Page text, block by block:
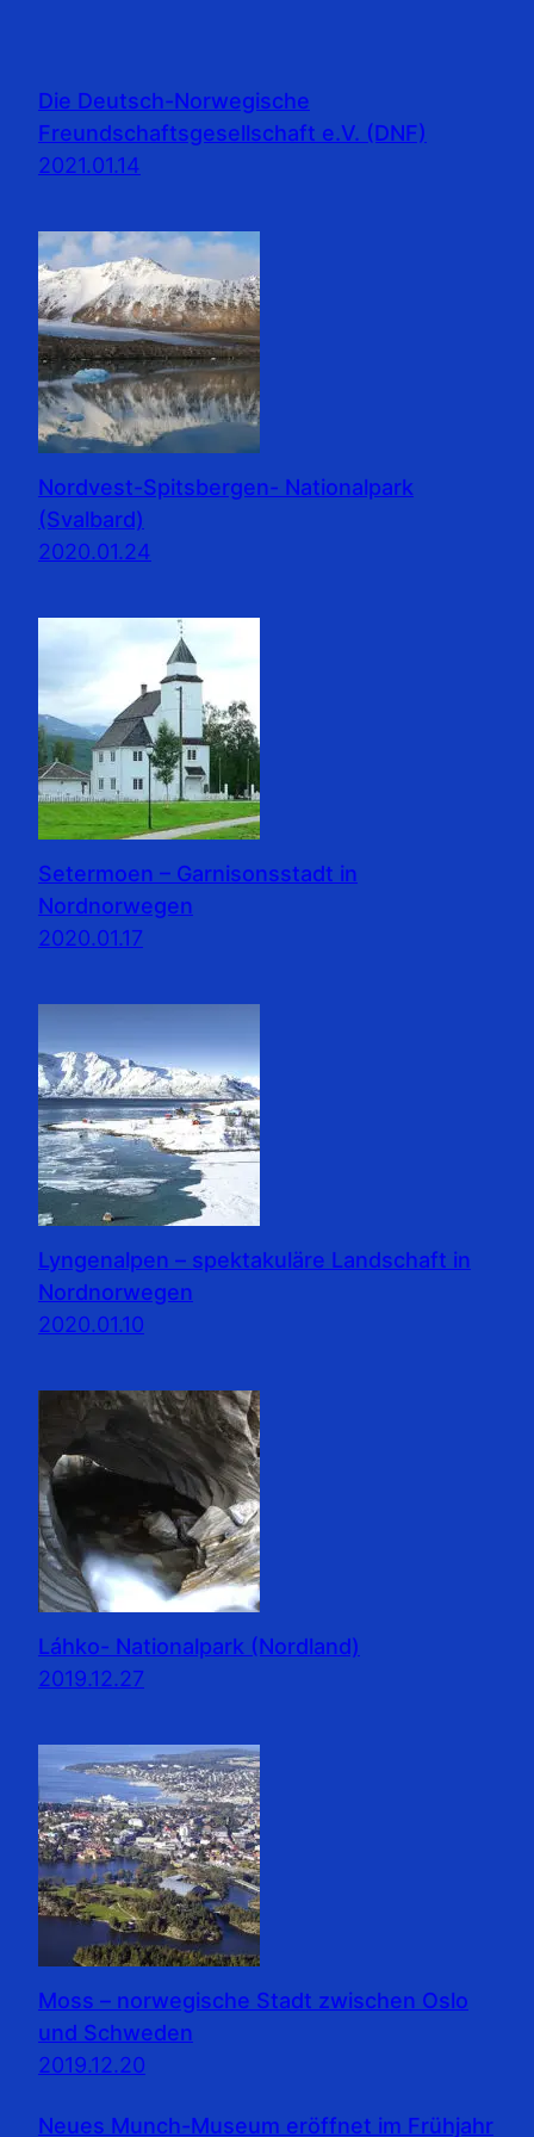
Die Deutsch-Norwegische
Freundschaftsgesellschaft e.V. (DNF)
2021.01.14
Nordvest-Spitsbergen- Nationalpark
(Svalbard)
2020.01.24
Setermoen – Garnisonsstadt in
Nordnorwegen
2020.01.17
Lyngenalpen – spektakuläre Landschaft in
Nordnorwegen
2020.01.10
Láhko- Nationalpark (Nordland)
2019.12.27
Moss – norwegische Stadt zwischen Oslo
und Schweden
2019.12.20
Neues Munch-Museum eröffnet im Frühjahr